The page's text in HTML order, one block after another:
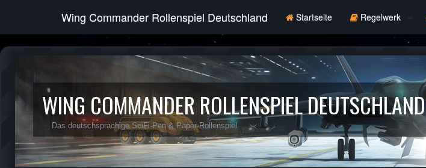
Wing Commander Rollenspiel Deutschland Startseite Regelwerk
WING COMMANDER ROLLENSPIEL DEUTSCHLAND
Das deutschsprachige SciFi-Pen & Paper-Rollenspiel